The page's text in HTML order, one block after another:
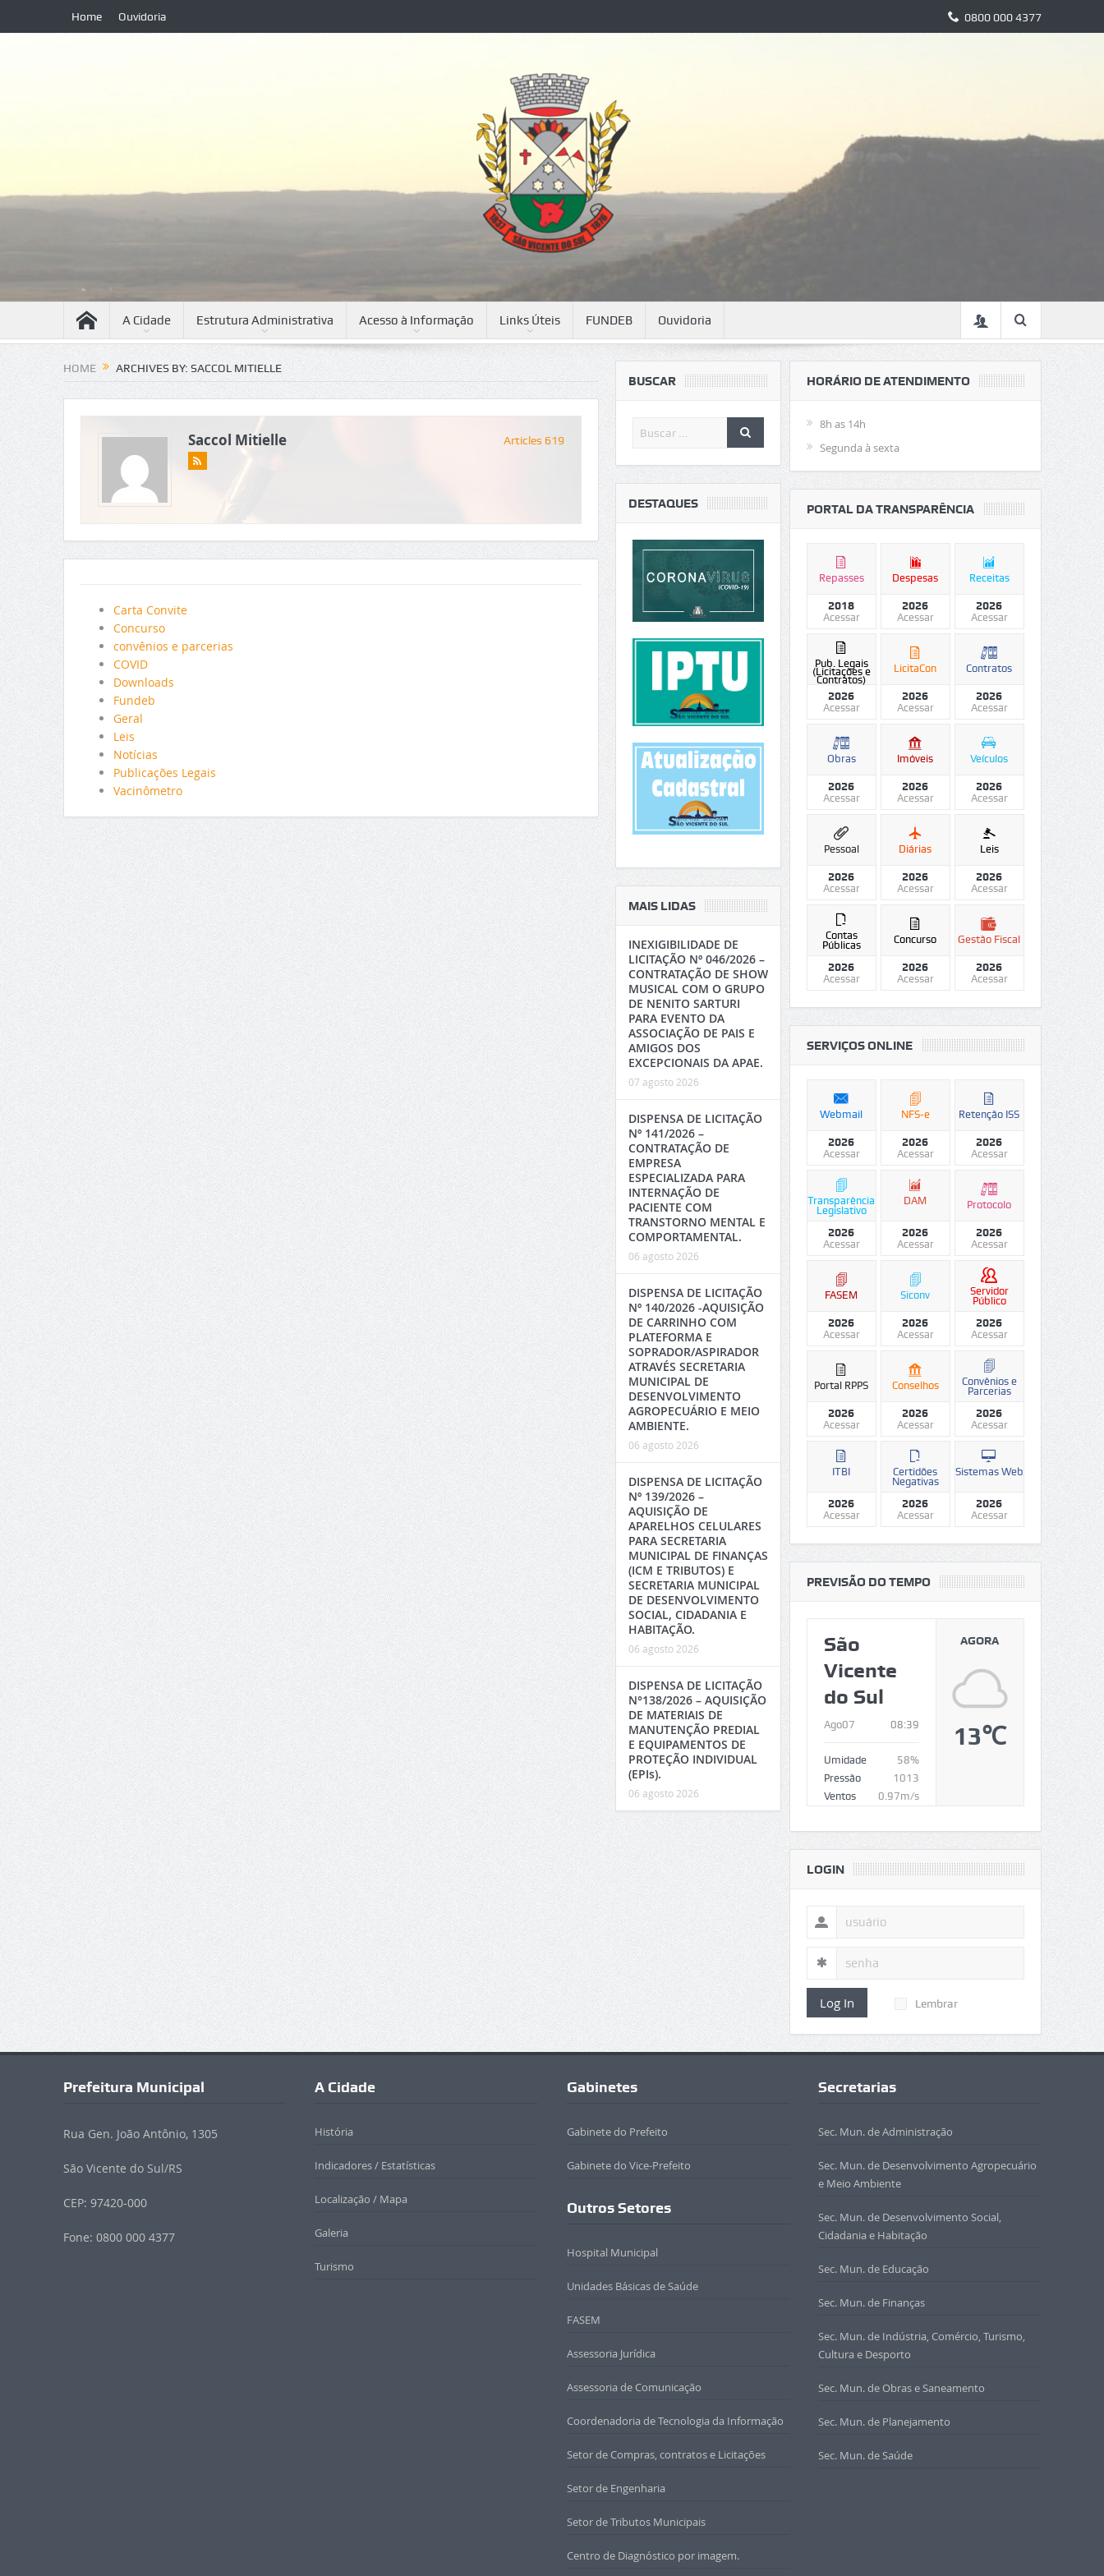
Home Ouvidoria 0800 000 4377
A Cidade Estrutura Administrativa Acesso à Informação Links Úteis FUNDEB Ouvidoria
HOME ARCHIVES BY: SACCOL MITIELLE
Saccol Mitielle Articles 619
Carta Convite
Concurso
convênios e parcerias
COVID
Downloads
Fundeb
Geral
Leis
Notícias
Publicações Legais
Vacinômetro
BUSCAR
DESTAQUES
MAIS LIDAS
INEXIGIBILIDADE DE
LICITAÇÃO Nº 046/2026 –
CONTRATAÇÃO DE SHOW
MUSICAL COM O GRUPO
DE NENITO SARTURI
PARA EVENTO DA
ASSOCIAÇÃO DE PAIS E
AMIGOS DOS
EXCEPCIONAIS DA APAE.
07 agosto 2026
DISPENSA DE LICITAÇÃO
Nº 141/2026 –
CONTRATAÇÃO DE
EMPRESA
ESPECIALIZADA PARA
INTERNAÇÃO DE
PACIENTE COM
TRANSTORNO MENTAL E
COMPORTAMENTAL.
06 agosto 2026
DISPENSA DE LICITAÇÃO
Nº 140/2026 -AQUISIÇÃO
DE CARRINHO COM
PLATEFORMA E
SOPRADOR/ASPIRADOR
ATRAVÉS SECRETARIA
MUNICIPAL DE
DESENVOLVIMENTO
AGROPECUÁRIO E MEIO
AMBIENTE.
06 agosto 2026
DISPENSA DE LICITAÇÃO
Nº 139/2026 –
AQUISIÇÃO DE
APARELHOS CELULARES
PARA SECRETARIA
MUNICIPAL DE FINANÇAS
(ICM E TRIBUTOS) E
SECRETARIA MUNICIPAL
DE DESENVOLVIMENTO
SOCIAL, CIDADANIA E
HABITAÇÃO.
06 agosto 2026
DISPENSA DE LICITAÇÃO
N°138/2026 – AQUISIÇÃO
DE MATERIAIS DE
MANUTENÇÃO PREDIAL
E EQUIPAMENTOS DE
PROTEÇÃO INDIVIDUAL
(EPIs).
06 agosto 2026
HORÁRIO DE ATENDIMENTO
8h as 14h
Segunda à sexta
PORTAL DA TRANSPARÊNCIA
Repasses
2018
Acessar
Despesas
2026
Acessar
Receitas
2026
Acessar
Pub. Legais
(Licitações e
Contratos)
2026
Acessar
LicitaCon
2026
Acessar
Contratos
2026
Acessar
Obras
2026
Acessar
Imóveis
2026
Acessar
Veículos
2026
Acessar
Pessoal
2026
Acessar
Diárias
2026
Acessar
Leis
2026
Acessar
Contas
Públicas
2026
Acessar
Concurso
2026
Acessar
Gestão Fiscal
2026
Acessar
SERVIÇOS ONLINE
Webmail
2026
Acessar
NFS-e
2026
Acessar
Retenção ISS
2026
Acessar
Transparência
Legislativo
2026
Acessar
DAM
2026
Acessar
Protocolo
2026
Acessar
FASEM
2026
Acessar
Siconv
2026
Acessar
Servidor
Público
2026
Acessar
Portal RPPS
2026
Acessar
Conselhos
2026
Acessar
Convênios e
Parcerias
2026
Acessar
ITBI
2026
Acessar
Certidões
Negativas
2026
Acessar
Sistemas Web
2026
Acessar
PREVISÃO DO TEMPO
São
Vicente
do Sul
Ago07 08:39
Umidade
58%
Pressão
1013
Ventos
0.97m/s
AGORA
13℃
LOGIN
Log In Lembrar
Prefeitura Municipal
Rua Gen. João Antônio, 1305
São Vicente do Sul/RS
CEP: 97420-000
Fone: 0800 000 4377
A Cidade
História
Indicadores / Estatísticas
Localização / Mapa
Galeria
Turismo
Gabinetes
Gabinete do Prefeito
Gabinete do Vice-Prefeito
Outros Setores
Hospital Municipal
Unidades Básicas de Saúde
FASEM
Assessoria Jurídica
Assessoria de Comunicação
Coordenadoria de Tecnologia da Informação
Setor de Compras, contratos e Licitações
Setor de Engenharia
Setor de Tributos Municipais
Centro de Diagnóstico por imagem.
Secretarias
Sec. Mun. de Administração
Sec. Mun. de Desenvolvimento Agropecuário
e Meio Ambiente
Sec. Mun. de Desenvolvimento Social,
Cidadania e Habitação
Sec. Mun. de Educação
Sec. Mun. de Finanças
Sec. Mun. de Indústria, Comércio, Turismo,
Cultura e Desporto
Sec. Mun. de Obras e Saneamento
Sec. Mun. de Planejamento
Sec. Mun. de Saúde